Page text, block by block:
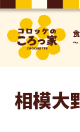
～
相模大